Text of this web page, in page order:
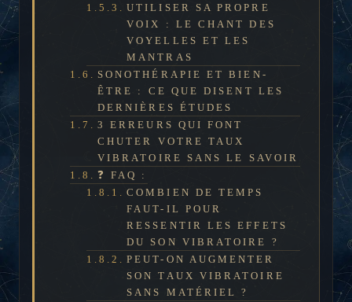
UTILISER SA PROPRE
VOIX : LE CHANT DES
VOYELLES ET LES
MANTRAS
SONOTHÉRAPIE ET BIEN-
ÊTRE : CE QUE DISENT LES
DERNIÈRES ÉTUDES
3 ERREURS QUI FONT
CHUTER VOTRE TAUX
VIBRATOIRE SANS LE SAVOIR
❓ FAQ :
COMBIEN DE TEMPS
FAUT-IL POUR
RESSENTIR LES EFFETS
DU SON VIBRATOIRE ?
PEUT-ON AUGMENTER
SON TAUX VIBRATOIRE
SANS MATÉRIEL ?